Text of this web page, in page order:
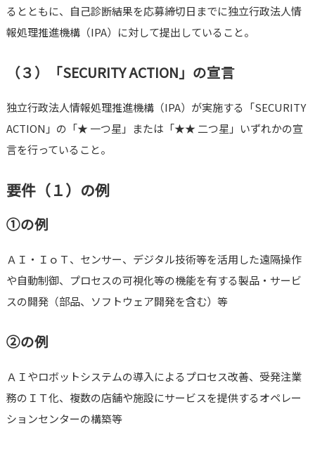
るとともに、自己診断結果を応募締切日までに独立行政法人情
報処理推進機構（IPA）に対して提出していること。
（３）「SECURITY ACTION」の宣言
独立行政法人情報処理推進機構（IPA）が実施する「SECURITY
ACTION」の「★ 一つ星」または「★★ 二つ星」いずれかの宣
言を行っていること。
要件（１）の例
①の例
ＡＩ・ＩｏＴ、センサー、デジタル技術等を活用した遠隔操作
や自動制御、プロセスの可視化等の機能を有する製品・サービ
スの開発（部品、ソフトウェア開発を含む）等
②の例
ＡＩやロボットシステムの導入によるプロセス改善、受発注業
務のＩＴ化、複数の店舗や施設にサービスを提供するオペレー
ションセンターの構築等